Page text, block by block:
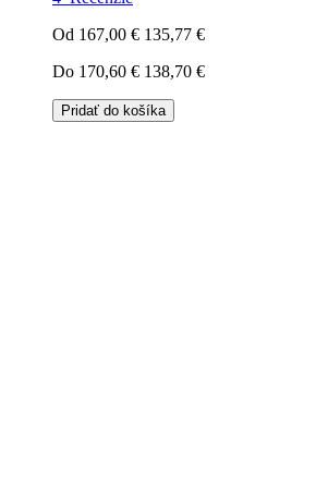
Od 167,00 € 135,77 €
Do 170,60 € 138,70 €
Pridať do košíka